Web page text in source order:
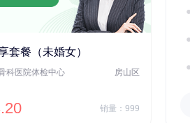
套餐（未婚女）
科医院体检中心 房山区
销量：999